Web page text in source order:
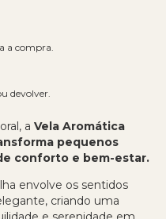
a compra.
devolver.
a Vela Aromática
pequenos
conforto e bem-estar.
envolve os sentidos
criando uma